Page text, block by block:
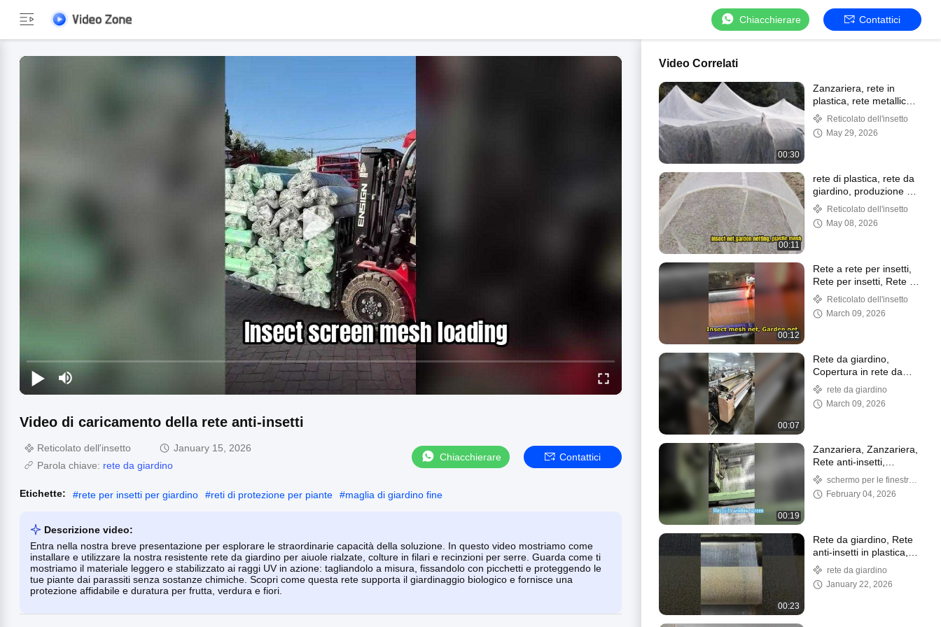
Chiacchierare Contattici
Video di caricamento della rete anti-insetti
Reticolato dell'insetto
January 15, 2026
Parola chiave: rete da giardino
Chiacchierare Contattici
Etichette: #rete per insetti per giardino #reti di protezione per piante #maglia di giardino fine
Descrizione video:
Entra nella nostra breve presentazione per esplorare le straordinarie capacità della soluzione. In questo video mostriamo come
installare e utilizzare la nostra resistente rete da giardino per aiuole rialzate, colture in filari e recinzioni per serre. Guarda come ti
mostriamo il materiale leggero e stabilizzato ai raggi UV in azione: tagliandolo a misura, fissandolo con picchetti e proteggendo le
tue piante dai parassiti senza sostanze chimiche. Scopri come questa rete supporta il giardinaggio biologico e fornisce una
protezione affidabile e duratura per frutta, verdura e fiori.
Video Correlati
00:30
Zanzariera, rete in
plastica, rete metallica
in nylon, zanzariera per
finestre, rete da
giardino
Reticolato dell'insetto
May 29, 2026
00:11
rete di plastica, rete da
giardino, produzione e
carico di zanzariere
Reticolato dell'insetto
May 08, 2026
00:12
Rete a rete per insetti,
Rete per insetti, Rete da
giardino, Zanzariera,
Reticolato dell'insetto
March 09, 2026
00:07
Rete da giardino,
Copertura in rete da
giardino, Rete in rete
anti-insetti, Rete
antizanzare
rete da giardino
March 09, 2026
00:19
Zanzariera, Zanzariera,
Rete anti-insetti,
Zanzariera in plastica
schermo per le finestre
anti zanzara
February 04, 2026
00:23
Rete da giardino, Rete
anti-insetti in plastica,
Rete anti-insetti, Rete
zanzariera
rete da giardino
January 22, 2026